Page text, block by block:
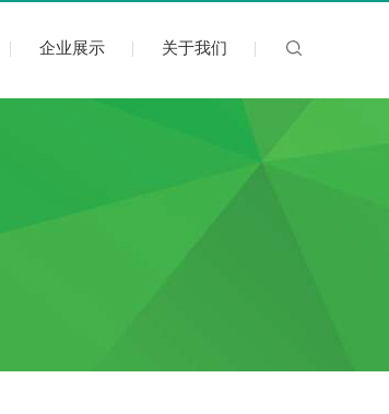
企业展示 关于我们